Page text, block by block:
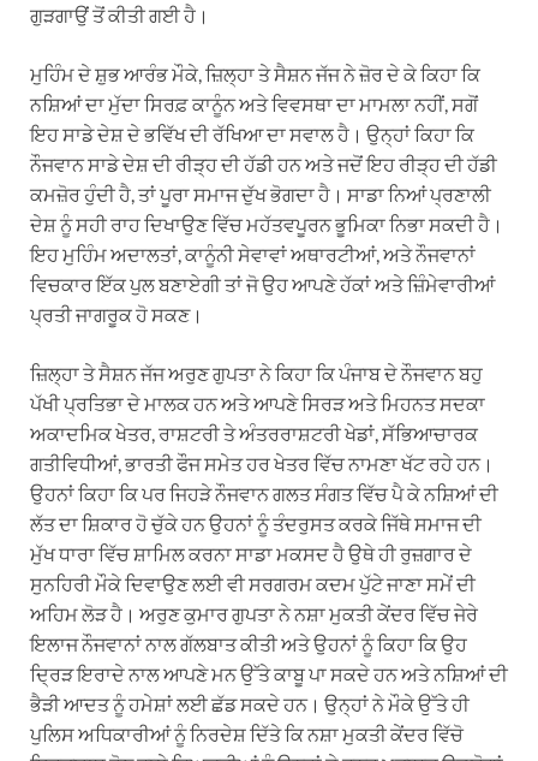
ਗੁੜਗਾਉਂ ਤੋਂ ਕੀਤੀ ਗਈ ਹੈ।
ਮੁਹਿੰਮ ਦੇ ਸ਼ੁਭ ਆਰੰਭ ਮੌਕੇ, ਜ਼ਿਲ੍ਹਾ ਤੇ ਸੈਸ਼ਨ ਜੱਜ ਨੇ ਜ਼ੋਰ ਦੇ ਕੇ ਕਿਹਾ ਕਿ
ਨਸ਼ਿਆਂ ਦਾ ਮੁੱਦਾ ਸਿਰਫ਼ ਕਾਨੂੰਨ ਅਤੇ ਵਿਵਸਥਾ ਦਾ ਮਾਮਲਾ ਨਹੀਂ, ਸਗੋਂ
ਇਹ ਸਾਡੇ ਦੇਸ਼ ਦੇ ਭਵਿੱਖ ਦੀ ਰੱਖਿਆ ਦਾ ਸਵਾਲ ਹੈ। ਉਨ੍ਹਾਂ ਕਿਹਾ ਕਿ
ਨੌਜਵਾਨ ਸਾਡੇ ਦੇਸ਼ ਦੀ ਰੀੜ੍ਹ ਦੀ ਹੱਡੀ ਹਨ ਅਤੇ ਜਦੋਂ ਇਹ ਰੀੜ੍ਹ ਦੀ ਹੱਡੀ
ਕਮਜ਼ੋਰ ਹੁੰਦੀ ਹੈ, ਤਾਂ ਪੂਰਾ ਸਮਾਜ ਦੁੱਖ ਭੋਗਦਾ ਹੈ। ਸਾਡਾ ਨਿਆਂ ਪ੍ਰਣਾਲੀ
ਦੇਸ਼ ਨੂੰ ਸਹੀ ਰਾਹ ਦਿਖਾਉਣ ਵਿੱਚ ਮਹੱਤਵਪੂਰਨ ਭੂਮਿਕਾ ਨਿਭਾ ਸਕਦੀ ਹੈ।
ਇਹ ਮੁਹਿੰਮ ਅਦਾਲਤਾਂ, ਕਾਨੂੰਨੀ ਸੇਵਾਵਾਂ ਅਥਾਰਟੀਆਂ, ਅਤੇ ਨੌਜਵਾਨਾਂ
ਵਿਚਕਾਰ ਇੱਕ ਪੁਲ ਬਣਾਏਗੀ ਤਾਂ ਜੋ ਉਹ ਆਪਣੇ ਹੱਕਾਂ ਅਤੇ ਜ਼ਿੰਮੇਵਾਰੀਆਂ
ਪ੍ਰਤੀ ਜਾਗਰੂਕ ਹੋ ਸਕਣ।
ਜ਼ਿਲ੍ਹਾ ਤੇ ਸੈਸ਼ਨ ਜੱਜ ਅਰੁਣ ਗੁਪਤਾ ਨੇ ਕਿਹਾ ਕਿ ਪੰਜਾਬ ਦੇ ਨੌਜਵਾਨ ਬਹੁ
ਪੱਖੀ ਪ੍ਰਤਿਭਾ ਦੇ ਮਾਲਕ ਹਨ ਅਤੇ ਆਪਣੇ ਸਿਰੜ ਅਤੇ ਮਿਹਨਤ ਸਦਕਾ
ਅਕਾਦਮਿਕ ਖੇਤਰ, ਰਾਸ਼ਟਰੀ ਤੇ ਅੰਤਰਰਾਸ਼ਟਰੀ ਖੇਡਾਂ, ਸੱਭਿਆਚਾਰਕ
ਗਤੀਵਿਧੀਆਂ, ਭਾਰਤੀ ਫੌਜ ਸਮੇਤ ਹਰ ਖੇਤਰ ਵਿੱਚ ਨਾਮਣਾ ਖੱਟ ਰਹੇ ਹਨ।
ਉਹਨਾਂ ਕਿਹਾ ਕਿ ਪਰ ਜਿਹੜੇ ਨੌਜਵਾਨ ਗਲਤ ਸੰਗਤ ਵਿੱਚ ਪੈ ਕੇ ਨਸ਼ਿਆਂ ਦੀ
ਲੱਤ ਦਾ ਸ਼ਿਕਾਰ ਹੋ ਚੁੱਕੇ ਹਨ ਉਹਨਾਂ ਨੂੰ ਤੰਦਰੁਸਤ ਕਰਕੇ ਜਿੱਥੇ ਸਮਾਜ ਦੀ
ਮੁੱਖ ਧਾਰਾ ਵਿੱਚ ਸ਼ਾਮਿਲ ਕਰਨਾ ਸਾਡਾ ਮਕਸਦ ਹੈ ਉਥੇ ਹੀ ਰੁਜ਼ਗਾਰ ਦੇ
ਸੁਨਹਿਰੀ ਮੌਕੇ ਦਿਵਾਉਣ ਲਈ ਵੀ ਸਰਗਰਮ ਕਦਮ ਪੁੱਟੇ ਜਾਣਾ ਸਮੇਂ ਦੀ
ਅਹਿਮ ਲੋੜ ਹੈ। ਅਰੁਣ ਕੁਮਾਰ ਗੁਪਤਾ ਨੇ ਨਸ਼ਾ ਮੁਕਤੀ ਕੇਂਦਰ ਵਿੱਚ ਜੇਰੇ
ਇਲਾਜ ਨੌਜਵਾਨਾਂ ਨਾਲ ਗੱਲਬਾਤ ਕੀਤੀ ਅਤੇ ਉਹਨਾਂ ਨੂੰ ਕਿਹਾ ਕਿ ਉਹ
ਦ੍ਰਿੜ ਇਰਾਦੇ ਨਾਲ ਆਪਣੇ ਮਨ ਉੱਤੇ ਕਾਬੂ ਪਾ ਸਕਦੇ ਹਨ ਅਤੇ ਨਸ਼ਿਆਂ ਦੀ
ਭੈੜੀ ਆਦਤ ਨੂੰ ਹਮੇਸ਼ਾਂ ਲਈ ਛੱਡ ਸਕਦੇ ਹਨ। ਉਨ੍ਹਾਂ ਨੇ ਮੌਕੇ ਉੱਤੇ ਹੀ
ਪੁਲਿਸ ਅਧਿਕਾਰੀਆਂ ਨੂੰ ਨਿਰਦੇਸ਼ ਦਿੱਤੇ ਕਿ ਨਸ਼ਾ ਮੁਕਤੀ ਕੇਂਦਰ ਵਿੱਚੋ